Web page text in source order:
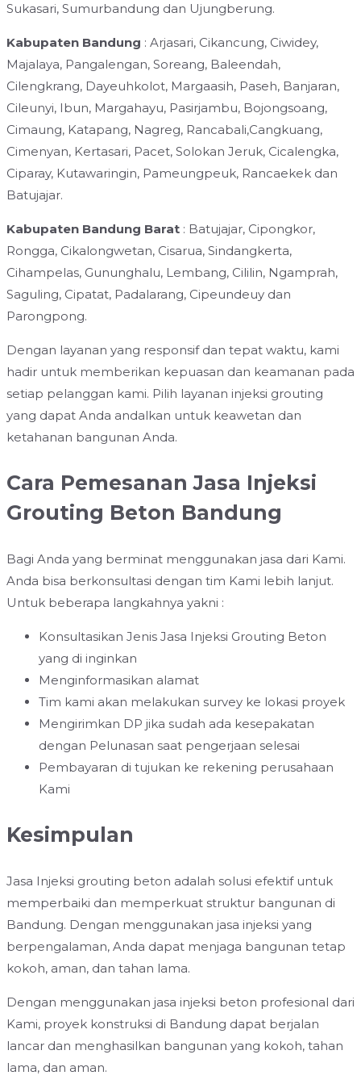
Sukasari, Sumurbandung dan Ujungberung.
Kabupaten Bandung : Arjasari, Cikancung, Ciwidey,
Majalaya, Pangalengan, Soreang, Baleendah,
Cilengkrang, Dayeuhkolot, Margaasih, Paseh, Banjaran,
Cileunyi, Ibun, Margahayu, Pasirjambu, Bojongsoang,
Cimaung, Katapang, Nagreg, Rancabali,Cangkuang,
Cimenyan, Kertasari, Pacet, Solokan Jeruk, Cicalengka,
Ciparay, Kutawaringin, Pameungpeuk, Rancaekek dan
Batujajar.
Kabupaten Bandung Barat : Batujajar, Cipongkor,
Rongga, Cikalongwetan, Cisarua, Sindangkerta,
Cihampelas, Gununghalu, Lembang, Cililin, Ngamprah,
Saguling, Cipatat, Padalarang, Cipeundeuy dan
Parongpong.
Dengan layanan yang responsif dan tepat waktu, kami
hadir untuk memberikan kepuasan dan keamanan pada
setiap pelanggan kami. Pilih layanan injeksi grouting
yang dapat Anda andalkan untuk keawetan dan
ketahanan bangunan Anda.
Cara Pemesanan Jasa Injeksi
Grouting Beton Bandung
Bagi Anda yang berminat menggunakan jasa dari Kami.
Anda bisa berkonsultasi dengan tim Kami lebih lanjut.
Untuk beberapa langkahnya yakni :
Konsultasikan Jenis Jasa Injeksi Grouting Beton
yang di inginkan
Menginformasikan alamat
Tim kami akan melakukan survey ke lokasi proyek
Mengirimkan DP jika sudah ada kesepakatan
dengan Pelunasan saat pengerjaan selesai
Pembayaran di tujukan ke rekening perusahaan
Kami
Kesimpulan
Jasa Injeksi grouting beton adalah solusi efektif untuk
memperbaiki dan memperkuat struktur bangunan di
Bandung. Dengan menggunakan jasa injeksi yang
berpengalaman, Anda dapat menjaga bangunan tetap
kokoh, aman, dan tahan lama.
Dengan menggunakan jasa injeksi beton profesional dari
Kami, proyek konstruksi di Bandung dapat berjalan
lancar dan menghasilkan bangunan yang kokoh, tahan
lama, dan aman.